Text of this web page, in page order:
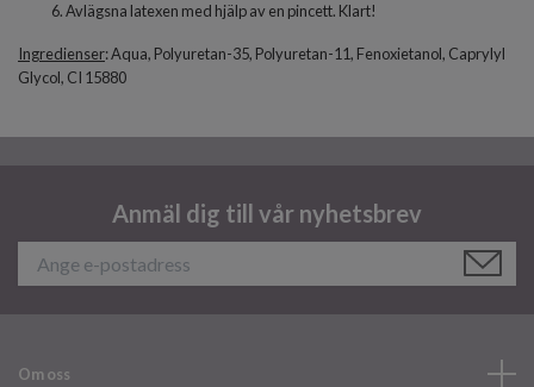
Avlägsna latexen med hjälp av en pincett. Klart!
Ingredienser: Aqua, Polyuretan-35, Polyuretan-11, Fenoxietanol, Caprylyl
Glycol, CI 15880
Anmäl dig till vår nyhetsbrev
Om oss